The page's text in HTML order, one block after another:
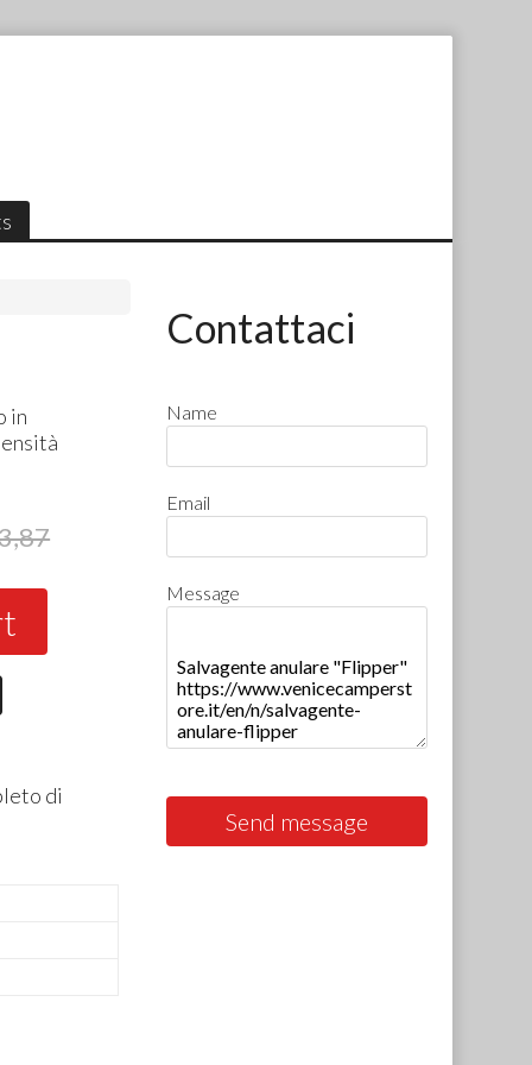
in
di
Contattaci
Name
Email
Message
Send message